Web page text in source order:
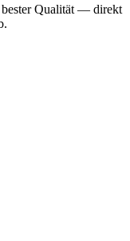
bester Qualität — direkt